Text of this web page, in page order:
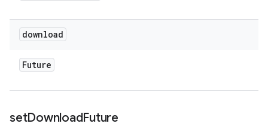
download
Future
setDownloadFuture